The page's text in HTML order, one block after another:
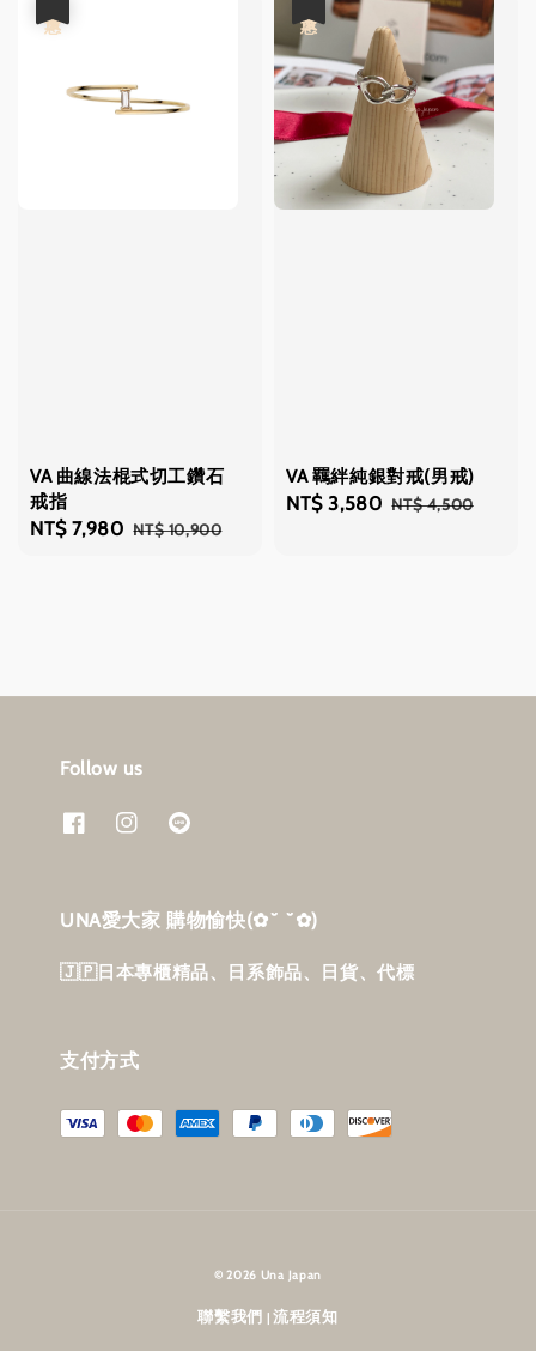
VA 曲線法棍式切工鑽石
戒指
Sale
NT$ 7,980 Regular
NT$ 10,900
VA 羈絆純銀對戒(男戒)
Sale
NT$ 3,580 Regular
NT$ 4,500
Follow us
UNA愛大家 購物愉快‎(✿˘ ˘✿)
🇯🇵日本專櫃精品、日系飾品、日貨、代標
支付方式
© 2026 Una Japan
聯繫我們 |流程須知